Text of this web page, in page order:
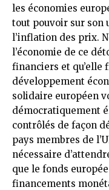
les économies
tout pouvoir sur
l’inflation des prix.
l’économie de ce
financiers et qu’elle
développement
solidaire européen
démocratiquement
contrôlés de façon
pays membres de
nécessaire
que le fonds
financements